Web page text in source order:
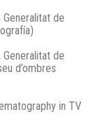
de
de
d’ombres
in TV